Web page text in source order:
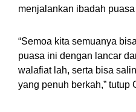
menjalankan ibadah
“Semoa kita semuanya
puasa ini dengan lancar
walafiat lah, serta bisa
yang penuh berkah,” tutup